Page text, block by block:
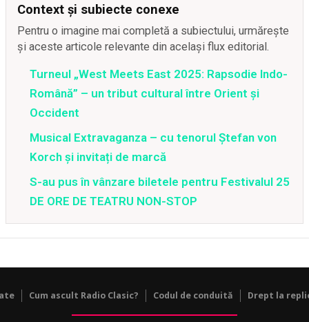
Context și subiecte conexe
Pentru o imagine mai completă a subiectului, urmărește
și aceste articole relevante din același flux editorial.
Turneul „West Meets East 2025: Rapsodie Indo-
Română” – un tribut cultural între Orient și
Occident
Musical Extravaganza – cu tenorul Ștefan von
Korch și invitați de marcă
S-au pus în vânzare biletele pentru Festivalul 25
DE ORE DE TEATRU NON-STOP
Cum ascult Radio Clasic? Codul de conduită Drept la